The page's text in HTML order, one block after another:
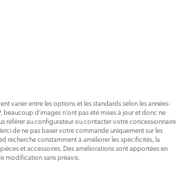
varier entre les options et les standards selon les années-
d’images n'ont pas été mises à jour et donc ne
référer au configurateur ou contacter votre concessionnaire
de ne pas baser votre commande uniquement sur les
recherche constamment à améliorer les spécificités, la
et accessoires. Des améliorations sont apportées en
modification sans préavis.